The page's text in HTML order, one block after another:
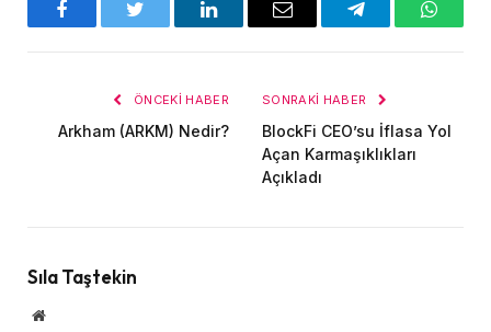
FacebookTwitter LinkedInE-
Telegram
ÖNCEKI HABER
Arkham (ARKM) Nedir?
SONRAKI HABER
BlockFi CEO’su İflasa Yol
Açan Karmaşıklıkları
Açıkladı
Sıla Taştekin
Website